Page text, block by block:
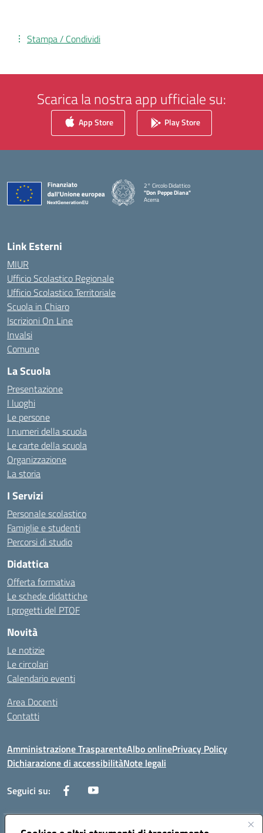
Stampa / Condividi
Scarica la nostra app ufficiale su:
App Store Play Store
2° Circolo Didattico
"Don Peppe Diana"
Acerra
Link Esterni
MIUR
Ufficio Scolastico Regionale
Ufficio Scolastico Territoriale
Scuola in Chiaro
Iscrizioni On Line
Invalsi
Comune
La Scuola
Presentazione
I luoghi
Le persone
I numeri della scuola
Le carte della scuola
Organizzazione
La storia
I Servizi
Personale scolastico
Famiglie e studenti
Percorsi di studio
Didattica
Offerta formativa
Le schede didattiche
I progetti del PTOF
Novità
Le notizie
Le circolari
Calendario eventi
Area Docenti
Contatti
Amministrazione TrasparenteAlbo onlinePrivacy Policy
Dichiarazione di accessibilitàNote legali
Seguici su: